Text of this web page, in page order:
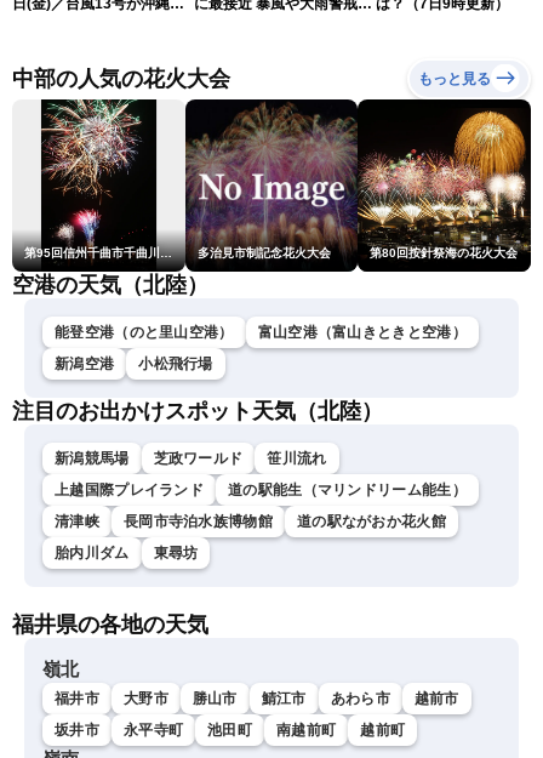
ュースLiVEコーヒータイ
ム・江川清音／有賀哲夫〉
中部の人気の花火大会 もっと見る
第95回信州千曲市千曲川納涼煙火大会 多治見市制記念花火大会 第80回按針祭海の花火大会
空港の天気（北陸）
能登空港（のと里山空港）
富山空港（富山きときと空港）
新潟空港
小松飛行場
注目のお出かけスポット天気（北陸）
新潟競馬場 芝政ワールド
笹川流れ
上越国際プレイランド
道の駅能生（マリンドリーム能生）
清津峡
長岡市寺泊水族博物館
道の駅ながおか花火館
胎内川ダム
東尋坊
福井県の各地の天気
嶺北
福井市 大野市 勝山市 鯖江市 あわら市
越前市
坂井市
永平寺町 池田町 南越前町 越前町